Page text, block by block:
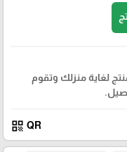
لغاية منزلك وتقوم
QR
qr_code